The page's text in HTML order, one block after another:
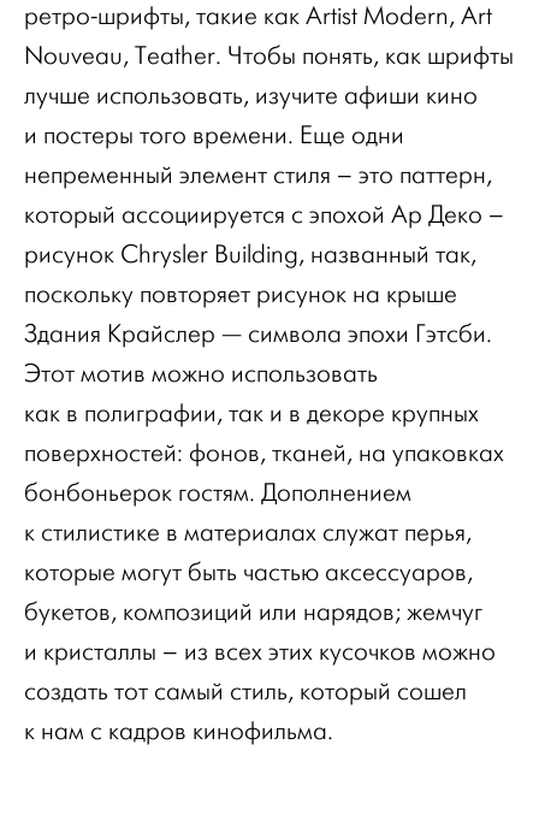
ретро-шрифты, такие как Artist Modern, Art
Nouveau, Teather. Чтобы понять, как шрифты
лучше использовать, изучите афиши кино
и постеры того времени. Еще одни
непременный элемент стиля – это паттерн,
который ассоциируется с эпохой Ар Деко –
рисунок Chrysler Building, названный так,
поскольку повторяет рисунок на крыше
Здания Крайслер — символа эпохи Гэтсби.
Этот мотив можно использовать
как в полиграфии, так и в декоре крупных
поверхностей: фонов, тканей, на упаковках
бонбоньерок гостям. Дополнением
к стилистике в материалах служат перья,
которые могут быть частью аксессуаров,
букетов, композиций или нарядов; жемчуг
и кристаллы – из всех этих кусочков можно
создать тот самый стиль, который сошел
к нам с кадров кинофильма.